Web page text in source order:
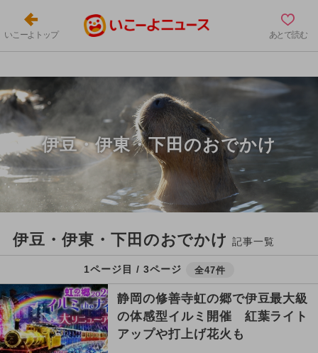
いこーよトップ あとで読む
伊豆・伊東・下田のおでかけ
伊豆・伊東・下田のおでかけ 記事一覧
1ページ目 / 3ページ 全47件
静岡の修善寺虹の郷で伊豆最大級
の体感型イルミ開催 紅葉ライト
アップや打上げ花火も